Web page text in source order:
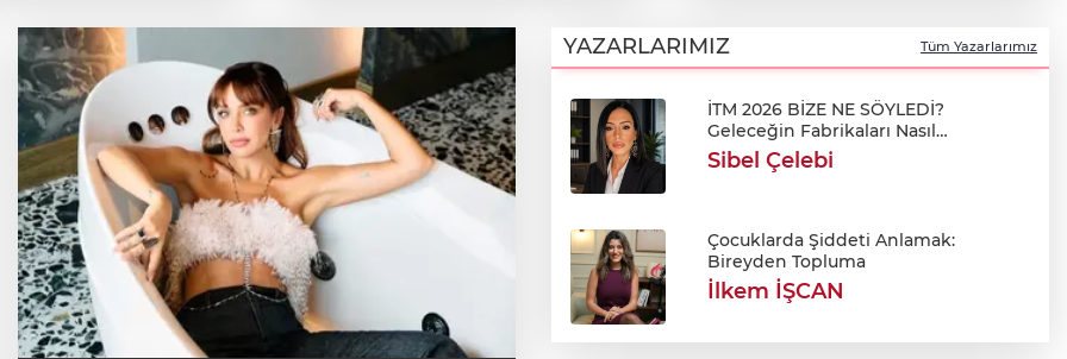
YAZARLARIMIZ Tüm Yazarlarımız
İTM 2026 BİZE NE SÖYLEDİ?
Geleceğin Fabrikaları Nasıl
Şekilleniyor?
Sibel Çelebi
Çocuklarda Şiddeti Anlamak:
Bireyden Topluma
İlkem İŞCAN
İTM 2026 BİZE NE SÖYLEDİ?
Geleceğin Fabrikaları Nasıl
Şekilleniyor?
Sibel Çelebi
Çocuklarda Şiddeti Anlamak:
Bireyden Topluma
İlkem İŞCAN